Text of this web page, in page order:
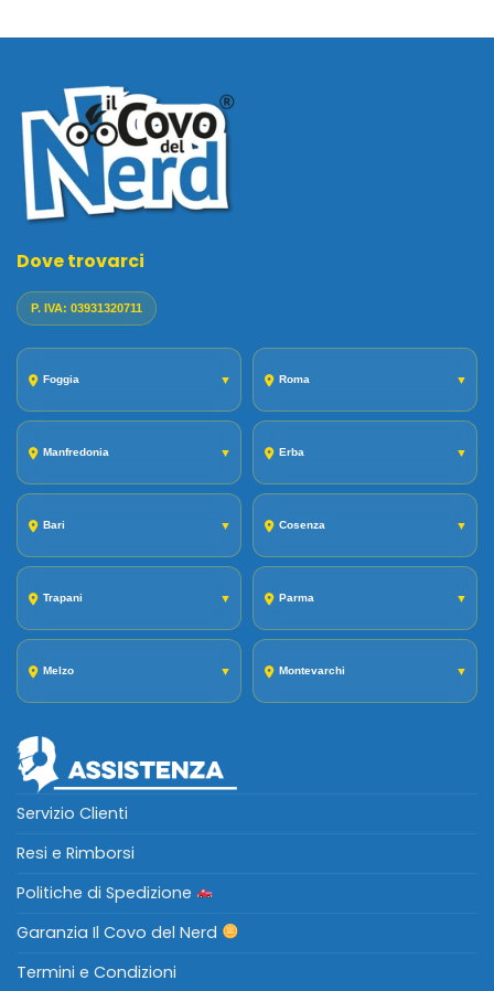
Dove trovarci
P. IVA: 03931320711
Foggia ▼ Roma ▼
Manfredonia ▼ Erba ▼
Bari ▼ Cosenza ▼
Trapani ▼ Parma ▼
Melzo ▼ Montevarchi ▼
Servizio Clienti
Resi e Rimborsi
Politiche di Spedizione
Garanzia Il Covo del Nerd
Termini e Condizioni